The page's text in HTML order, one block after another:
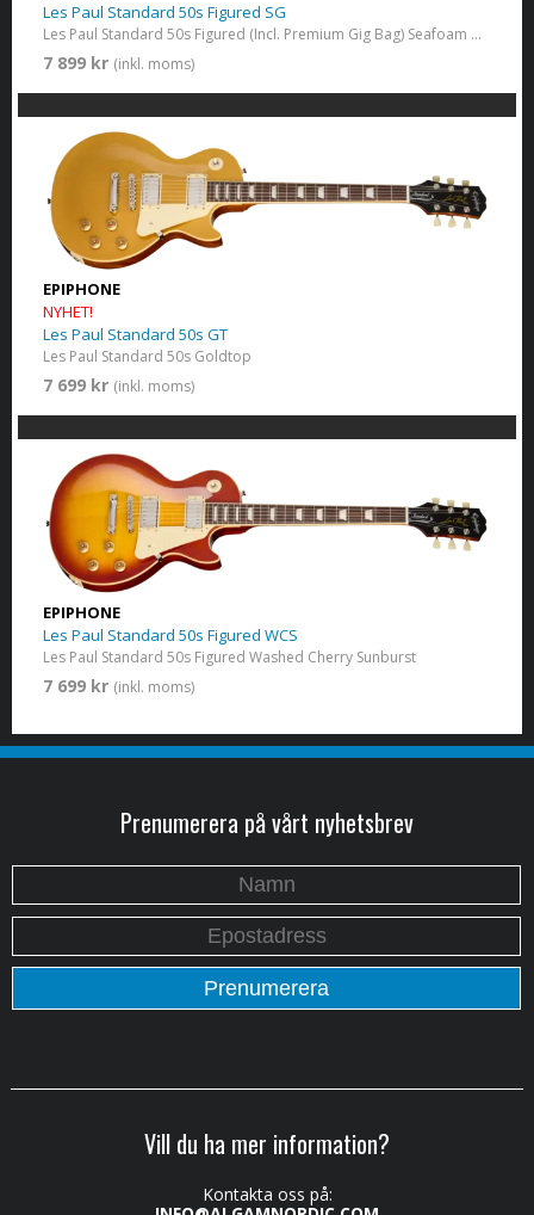
Les Paul Standard 50s Figured SG
Les Paul Standard 50s Figured (Incl. Premium Gig Bag) Seafoam Greem
7 899 kr (inkl. moms)
EPIPHONE
NYHET!
Les Paul Standard 50s GT
Les Paul Standard 50s Goldtop
7 699 kr (inkl. moms)
EPIPHONE
Les Paul Standard 50s Figured WCS
Les Paul Standard 50s Figured Washed Cherry Sunburst
7 699 kr (inkl. moms)
Prenumerera på vårt nyhetsbrev
Vill du ha mer information?
Kontakta oss på: